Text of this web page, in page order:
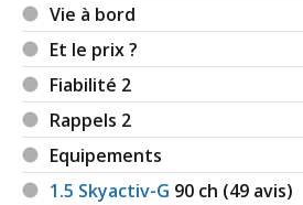
Vie à bord
Et le prix ?
Fiabilité 2
Rappels 2
Equipements
1.5 Skyactiv-G 90 ch (49 avis)